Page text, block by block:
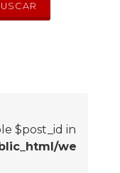
$post_id in
we